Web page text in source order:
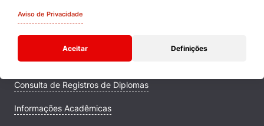
Aviso de Privacidade
Aceitar Definições
Quem Somos
Comunidade Transforme
Campus
Consulta de Registros de Diplomas
Informações Acadêmicas